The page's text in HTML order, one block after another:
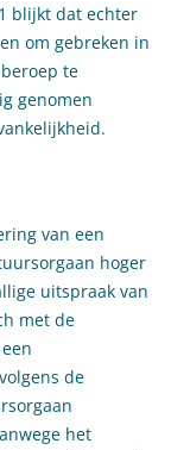
blijkt dat echter
om gebreken in
te
genomen
van een
hoger
uitspraak van
met de
de
het